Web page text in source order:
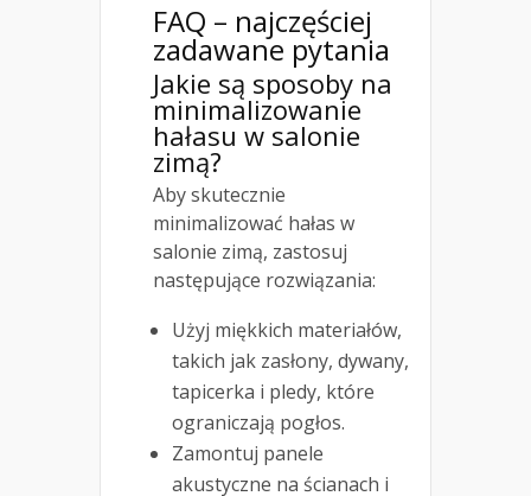
FAQ – najczęściej
zadawane pytania
Jakie są sposoby na
minimalizowanie
hałasu w salonie
zimą?
Aby skutecznie
minimalizować hałas w
salonie zimą, zastosuj
następujące rozwiązania:
Użyj miękkich materiałów,
takich jak zasłony, dywany,
tapicerka i pledy, które
ograniczają pogłos.
Zamontuj panele
akustyczne na ścianach i